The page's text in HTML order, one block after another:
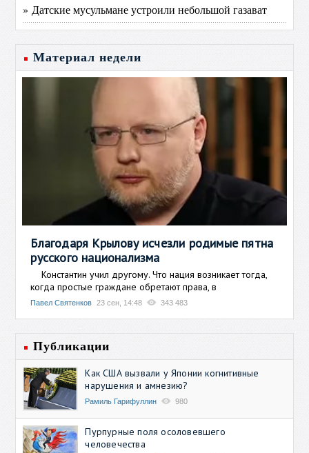
» Датские мусульмане устроили небольшой газават
Материал недели
Благодаря Крылову исчезли родимые пятна
русского национализма
Константин учил другому. Что нация возникает тогда,
когда простые граждане обретают права, в
Павел Святенков 23 сен, 14:48 343 483
Публикации
Как США вызвали у Японии когнитивные
нарушения и амнезию?
Рамиль Гарифуллин 980
Пурпурные поля осоловевшего
человечества